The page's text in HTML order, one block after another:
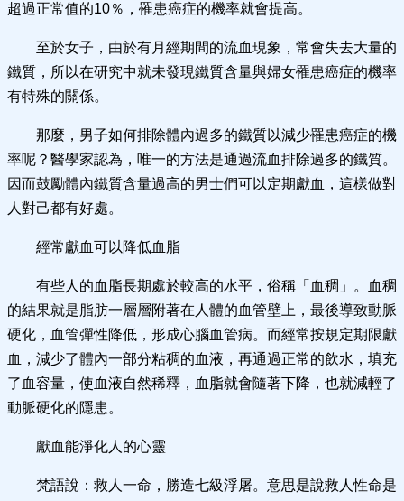
超過正常值的10％，罹患癌症的機率就會提高。
至於女子，由於有月經期間的流血現象，常會失去大量的
鐵質，所以在研究中就未發現鐵質含量與婦女罹患癌症的機率
有特殊的關係。
那麼，男子如何排除體內過多的鐵質以減少罹患癌症的機
率呢？醫學家認為，唯一的方法是通過流血排除過多的鐵質。
因而鼓勵體內鐵質含量過高的男士們可以定期獻血，這樣做對
人對己都有好處。
經常獻血可以降低血脂
有些人的血脂長期處於較高的水平，俗稱「血稠」。血稠
的結果就是脂肪一層層附著在人體的血管壁上，最後導致動脈
硬化，血管彈性降低，形成心腦血管病。而經常按規定期限獻
血，減少了體內一部分粘稠的血液，再通過正常的飲水，填充
了血容量，使血液自然稀釋，血脂就會隨著下降，也就減輕了
動脈硬化的隱患。
獻血能淨化人的心靈
梵語說：救人一命，勝造七級浮屠。意思是說救人性命是